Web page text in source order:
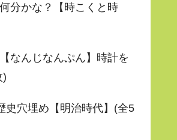
分かな？【時こくと時
なんじなんぷん】時計を
)
史穴埋め【明治時代】(全5